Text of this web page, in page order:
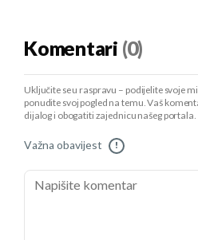
Komentari (0)
Uključite se u raspravu – podijelite svoje
ponudite svoj pogled na temu. Vaš
dijalog i obogatiti zajednicu našeg portala.
Važna obavijest !